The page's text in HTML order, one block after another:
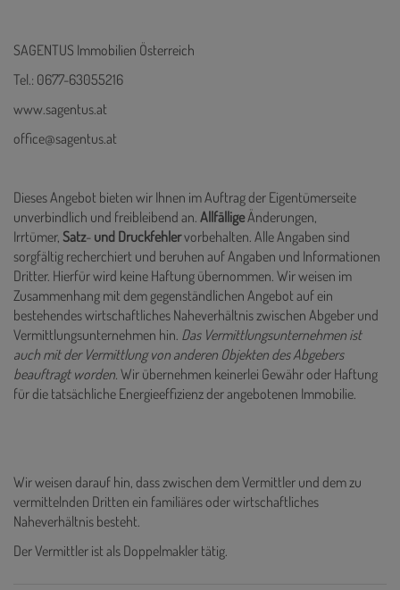
SAGENTUS Immobilien Österreich
Tel.: 0677-63055216
www.sagentus.at
office@sagentus.at
Dieses Angebot bieten wir Ihnen im Auftrag der Eigentümerseite
unverbindlich und freibleibend an. AllfälligeÄnderungen,
Irrtümer, Satz- und Druckfehlervorbehalten. Alle Angaben sind
sorgfältig recherchiert und beruhen auf Angaben und Informationen
Dritter. Hierfür wird keine Haftung übernommen. Wir weisen im
Zusammenhang mit dem gegenständlichen Angebot auf ein
bestehendes wirtschaftliches Naheverhältnis zwischen Abgeber und
Vermittlungsunternehmen hin. Das Vermittlungsunternehmen ist
auch mit der Vermittlung von anderen Objekten des Abgebers
beauftragt worden. Wir übernehmen keinerlei Gewähr oder Haftung
für die tatsächliche Energieeffizienz der angebotenen Immobilie.
Wir weisen darauf hin, dass zwischen dem Vermittler und dem zu
vermittelnden Dritten ein familiäres oder wirtschaftliches
Naheverhältnis besteht.
Der Vermittler ist als Doppelmakler tätig.